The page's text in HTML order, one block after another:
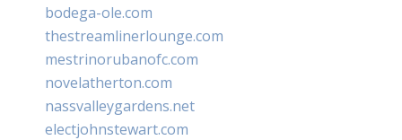
bodega-ole.com
thestreamlinerlounge.com
mestrinorubanofc.com
novelatherton.com
nassvalleygardens.net
electjohnstewart.com